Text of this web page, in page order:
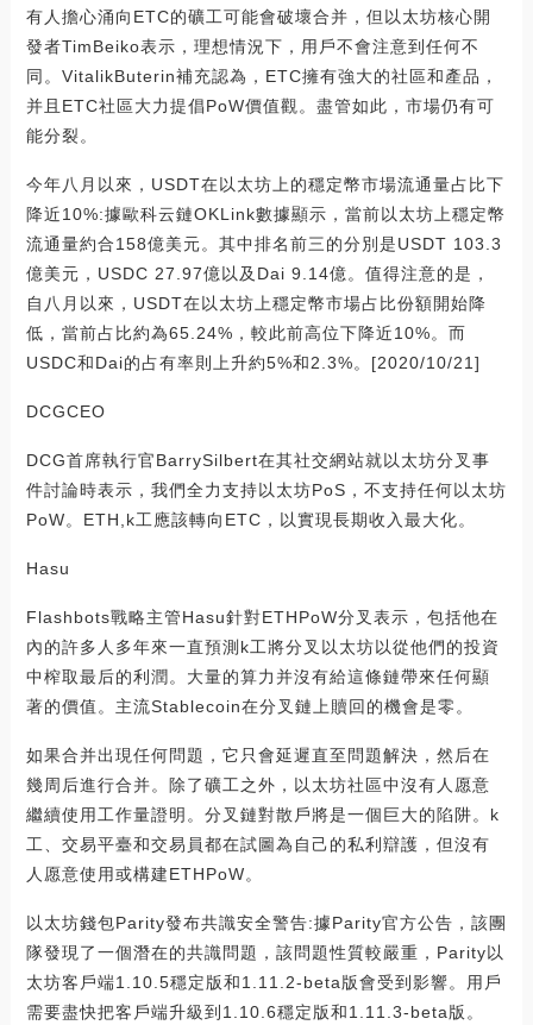
有人擔心涌向ETC的礦工可能會破壞合并，但以太坊核心開
發者TimBeiko表示，理想情況下，用戶不會注意到任何不
同。VitalikButerin補充認為，ETC擁有強大的社區和產品，
并且ETC社區大力提倡PoW價值觀。盡管如此，市場仍有可
能分裂。
今年八月以來，USDT在以太坊上的穩定幣市場流通量占比下
降近10%:據歐科云鏈OKLink數據顯示，當前以太坊上穩定幣
流通量約合158億美元。其中排名前三的分別是USDT 103.3
億美元，USDC 27.97億以及Dai 9.14億。值得注意的是，
自八月以來，USDT在以太坊上穩定幣市場占比份額開始降
低，當前占比約為65.24%，較此前高位下降近10%。而
USDC和Dai的占有率則上升約5%和2.3%。[2020/10/21]
DCGCEO
DCG首席執行官BarrySilbert在其社交網站就以太坊分叉事
件討論時表示，我們全力支持以太坊PoS，不支持任何以太坊
PoW。ETH,k工應該轉向ETC，以實現長期收入最大化。
Hasu
Flashbots戰略主管Hasu針對ETHPoW分叉表示，包括他在
內的許多人多年來一直預測k工將分叉以太坊以從他們的投資
中榨取最后的利潤。大量的算力并沒有給這條鏈帶來任何顯
著的價值。主流Stablecoin在分叉鏈上贖回的機會是零。
如果合并出現任何問題，它只會延遲直至問題解決，然后在
幾周后進行合并。除了礦工之外，以太坊社區中沒有人愿意
繼續使用工作量證明。分叉鏈對散戶將是一個巨大的陷阱。k
工、交易平臺和交易員都在試圖為自己的私利辯護，但沒有
人愿意使用或構建ETHPoW。
以太坊錢包Parity發布共識安全警告:據Parity官方公告，該團
隊發現了一個潛在的共識問題，該問題性質較嚴重，Parity以
太坊客戶端1.10.5穩定版和1.11.2-beta版會受到影響。用戶
需要盡快把客戶端升級到1.10.6穩定版和1.11.3-beta版。